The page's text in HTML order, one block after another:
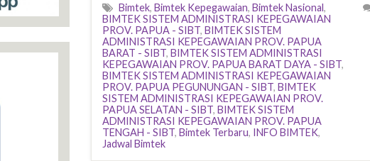
Bimtek, Bimtek Kepegawaian, Bimtek Nasional,
BIMTEK SISTEM ADMINISTRASI KEPEGAWAIAN
PROV. PAPUA - SIBT, BIMTEK SISTEM
ADMINISTRASI KEPEGAWAIAN PROV. PAPUA
BARAT - SIBT, BIMTEK SISTEM ADMINISTRASI
KEPEGAWAIAN PROV. PAPUA BARAT DAYA - SIBT,
BIMTEK SISTEM ADMINISTRASI KEPEGAWAIAN
PROV. PAPUA PEGUNUNGAN - SIBT, BIMTEK
SISTEM ADMINISTRASI KEPEGAWAIAN PROV.
PAPUA SELATAN - SIBT, BIMTEK SISTEM
ADMINISTRASI KEPEGAWAIAN PROV. PAPUA
TENGAH - SIBT, Bimtek Terbaru, INFO BIMTEK,
Jadwal Bimtek